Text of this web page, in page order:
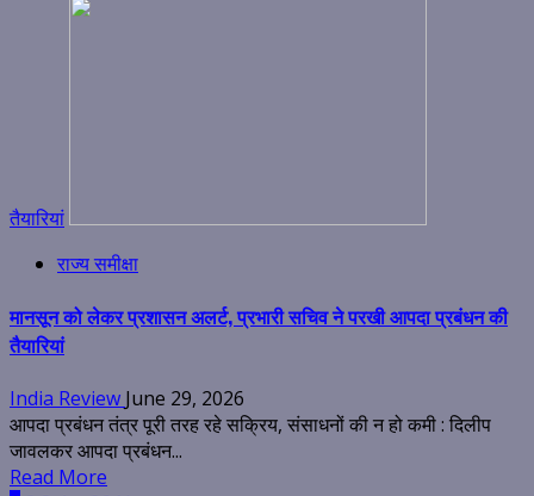
तैयारियां
राज्य समीक्षा
मानसून को लेकर प्रशासन अलर्ट, प्रभारी सचिव ने परखी आपदा प्रबंधन की
तैयारियां
India Review June 29, 2026
आपदा प्रबंधन तंत्र पूरी तरह रहे सक्रिय, संसाधनों की न हो कमी : दिलीप
जावलकर आपदा प्रबंधन...
Read More